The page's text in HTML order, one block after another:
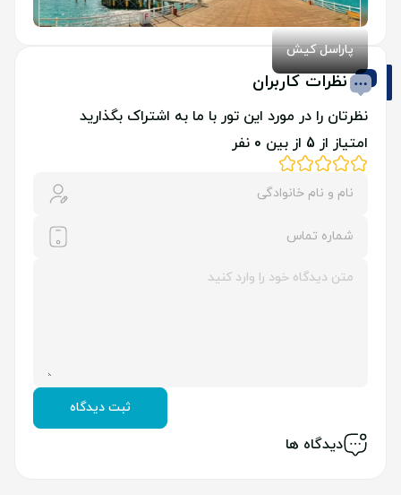
پاراسل کیش
نظرات کاربران
نظرتان را در مورد این تور با ما به اشتراک بگذارید
امتیاز از 5 از بین 0 نفر
ثبت دیدگاه
دیدگاه ها